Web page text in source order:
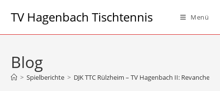
InhaltTV Hagenbach Tischtennis Menü
Blog
> Spielberichte > DJK TTC Rülzheim – TV Hagenbach II: Revanche